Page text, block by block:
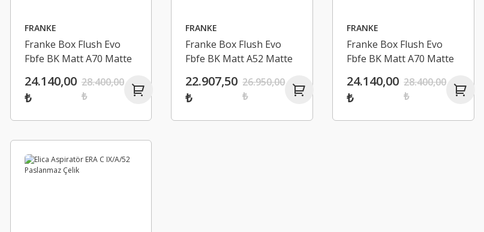
FRANKE
Franke Box Flush Evo
Fbfe BK Matt A70 Matte
24.140,00
₺
28.400,00
₺
FRANKE
Franke Box Flush Evo
Fbfe BK Matt A52 Matte
22.907,50
₺
26.950,00
₺
FRANKE
Franke Box Flush Evo
Fbfe BK Matt A70 Matte
24.140,00
₺
28.400,00
₺